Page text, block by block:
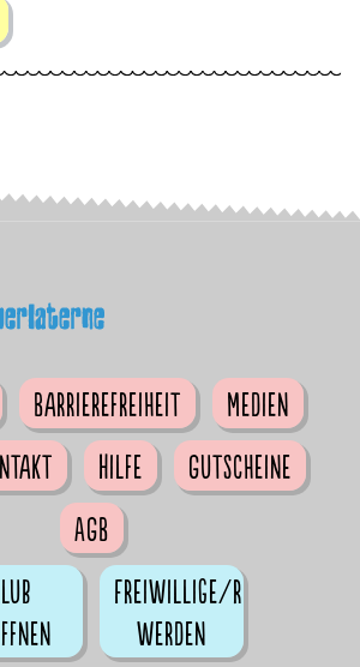
Barrierefreiheit
Medien
Hilfe
Gutscheine
AGB
Freiwillige/r
werden